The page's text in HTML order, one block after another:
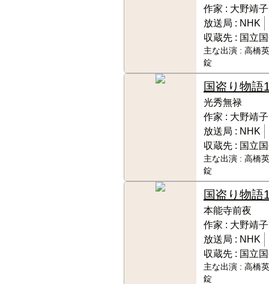
作家 : 大野靖子
放送局 : NHK
収蔵先 : 国立
主な出演 : 高橋
錠
国盗り物語
光秀無禄
作家 : 大野靖子
放送局 : NHK
収蔵先 : 国立
主な出演 : 高橋
錠
国盗り物語
本能寺前夜
作家 : 大野靖子
放送局 : NHK
収蔵先 : 国立
主な出演 : 高橋
錠